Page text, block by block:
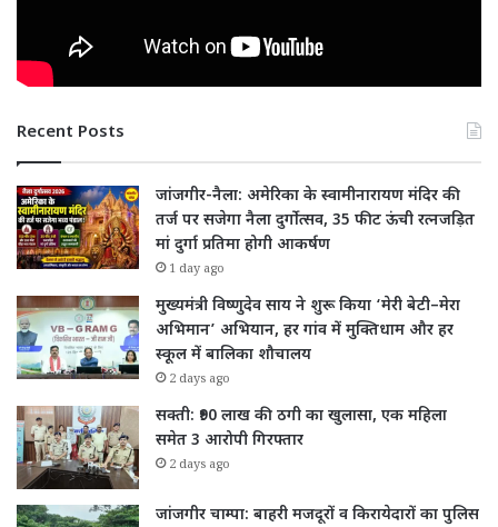
Recent Posts
जांजगीर-नैला: अमेरिका के स्वामीनारायण मंदिर की
तर्ज पर सजेगा नैला दुर्गोत्सव, 35 फीट ऊंची रत्नजड़ित
मां दुर्गा प्रतिमा होगी आकर्षण
1 day ago
मुख्यमंत्री विष्णुदेव साय ने शुरू किया ‘मेरी बेटी–मेरा
अभिमान’ अभियान, हर गांव में मुक्तिधाम और हर
स्कूल में बालिका शौचालय
2 days ago
सक्ती: ₹90 लाख की ठगी का खुलासा, एक महिला
समेत 3 आरोपी गिरफ्तार
2 days ago
जांजगीर चाम्पा: बाहरी मजदूरों व किरायेदारों का पुलिस